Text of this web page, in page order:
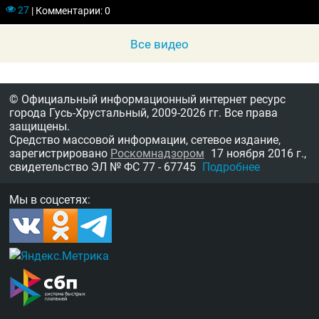
27 |Комментарии: 0
Все видео
© Официальный информационный интернет ресурс
города Гусь-Хрустальный, 2009-2026 гг. Все права
защищены.
Средство массовой информации, сетевое издание,
зарегистрировано Роскомнадзором 17 ноября 2016 г.,
свидетельство ЭЛ № ФС 77 - 67745 Подробнее
Мы в соцсетях: